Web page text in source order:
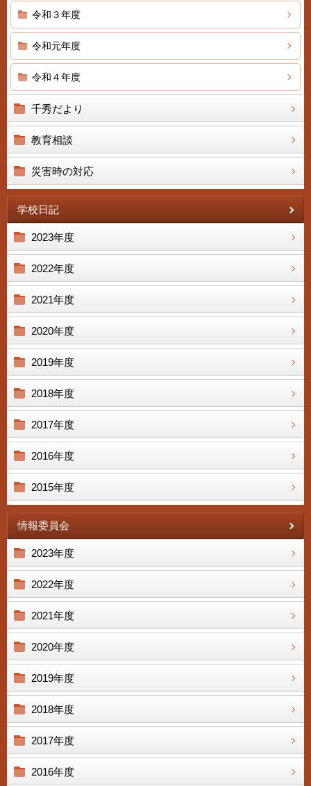
令和３年度
令和元年度
令和４年度
千秀だより
教育相談
災害時の対応
学校日記
2023年度
2022年度
2021年度
2020年度
2019年度
2018年度
2017年度
2016年度
2015年度
情報委員会
2023年度
2022年度
2021年度
2020年度
2019年度
2018年度
2017年度
2016年度